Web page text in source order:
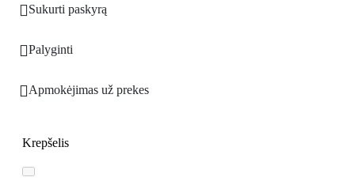
Sukurti paskyrą
Palyginti
Apmokėjimas už prekes
Krepšelis